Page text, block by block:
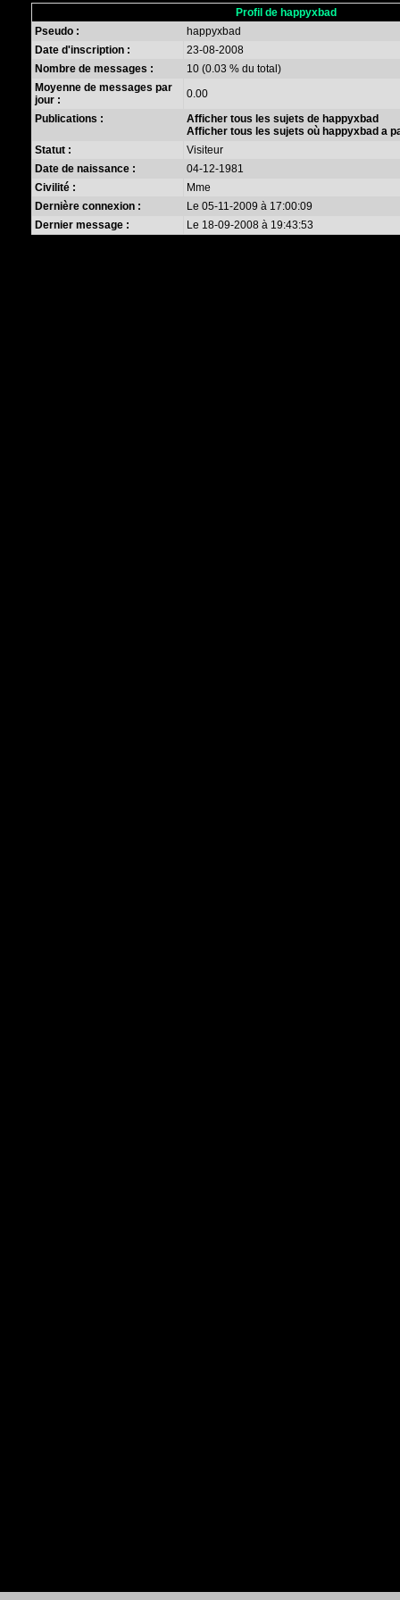
Profil de happyxbad
Pseudo :
happyxbad
Date d'inscription :
23-08-2008
Nombre de messages :
10 (0.03 % du total)
Moyenne de messages par
jour :
0.00
Publications :
Afficher tous les sujets de happyxbad
Afficher tous les sujets où happyxbad a
Statut :
Visiteur
Date de naissance :
04-12-1981
Civilité :
Mme
Dernière connexion :
Le 05-11-2009 à 17:00:09
Dernier message :
Le 18-09-2008 à 19:43:53